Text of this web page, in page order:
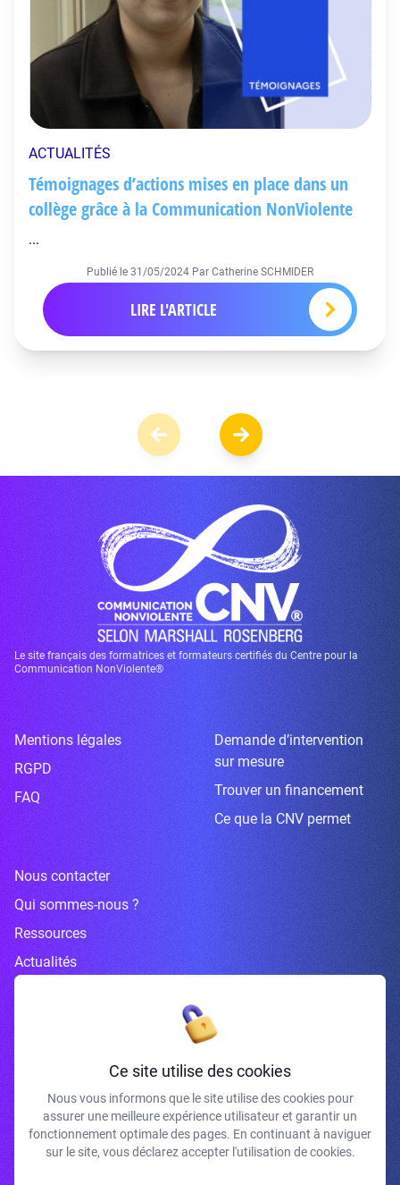
ACTUALITÉS
Témoignages d’actions mises en place dans un
collège grâce à la Communication NonViolente
...
Publié le 31/05/2024 Par Catherine SCHMIDER
LIRE L'ARTICLE
Le site français des formatrices et formateurs certifiés du Centre pour la
Communication NonViolente®
Mentions légales
RGPD
FAQ
Demande d’intervention
sur mesure
Trouver un financement
Ce que la CNV permet
Nous contacter
Qui sommes-nous ?
Ressources
Actualités
Inscrivez-vous à la newsletter
J'accepte de recevoir vos e-mails et confirme avoir pris connaissance de
votre politique de confidentialité et mentions légales.
Ce site utilise des cookies
Nous vous informons que le site utilise des cookies pour
assurer une meilleure expérience utilisateur et garantir un
fonctionnement optimale des pages. En continuant à naviguer
sur le site, vous déclarez accepter l'utilisation de cookies.